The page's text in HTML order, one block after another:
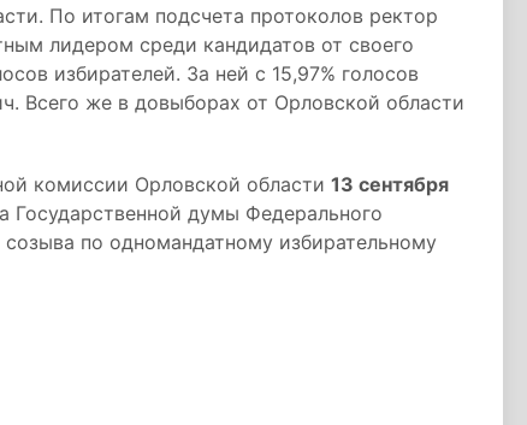
По итогам подсчета протоколов ректор
лидером среди кандидатов от своего
избирателей. За ней с 15,97% голосов
Всего же в довыборах от Орловской области
комиссии Орловской области 13 сентября
Государственной думы Федерального
по одномандатному избирательному